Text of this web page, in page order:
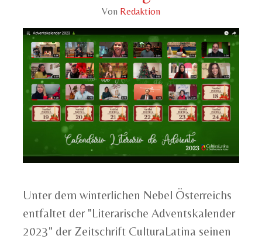
Von Redaktion
Unter dem winterlichen Nebel Österreichs
entfaltet der "Literarische Adventskalender
2023" der Zeitschrift CulturaLatina seinen